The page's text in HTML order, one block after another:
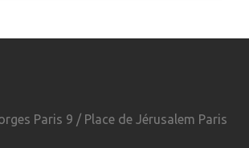
Paris 9 / Place de Jérusalem Paris